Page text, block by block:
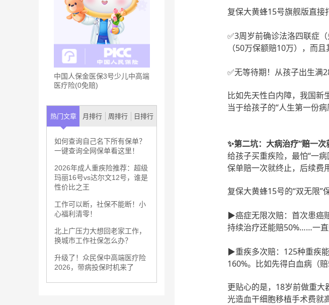
中国人保金医保3号少儿中高端
医疗险(0免赔)
热门文章 月排行 周排行 日排行
如何查询自己名下所有保单？
一键查询全网保单看这里！
2026年成人重疾险推荐：超级
玛丽16号vs达尔文12号，谁是
性价比之王
工作可以断，社保不能断！小
心福利清零！
北上广压力大想回老家工作，
换城市工作社保怎么办？
升级了！众民保中高端医疗险
2026，带病投保时机来了
复保大黄蜂15号旗舰版直接
✅3周岁前确诊法洛四联症
（50万保额赔10万），而且
✅无等待期！从孩子出生满
比如先天性白内障，我国新
当于给孩子的“人生第一份病
✨第二坑：大病治疗“赔一次
给孩子买重疾险，最怕“一
保单赔一次就终止，后续费
复保大黄蜂15号的“双无限”
▶癌症无限次赔：首次患癌
持续治疗还能赔50%……一直
▶重疾多次赔：125种重疾
160%。比如先得白血病（
更贴心的是， 18岁前做重大
光造血干细胞移植手术费就